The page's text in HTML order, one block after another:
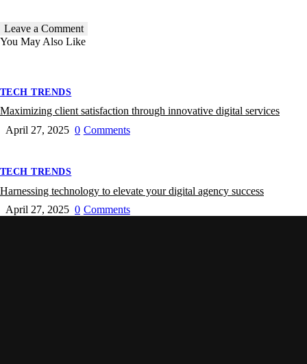
You May Also Like
TECH TRENDS
Maximizing client satisfaction through innovative digital services
April 27, 2025 0 Comments
TECH TRENDS
Harnessing technology to elevate your digital agency success
April 27, 2025 0 Comments